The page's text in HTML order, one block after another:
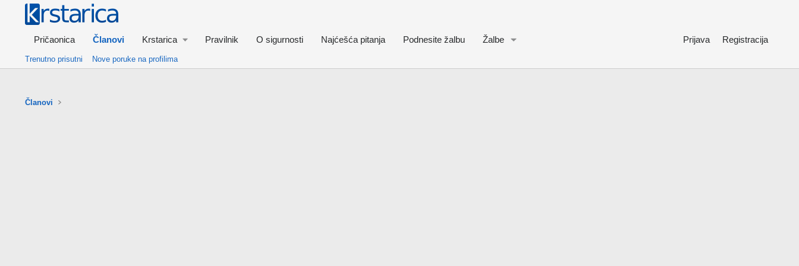
Pričaonica Članovi Krstarica Pravilnik O sigurnosti Najćešća pitanja Podnesite žalbu Žalbe Prijava Registracija
Trenutno prisutni Nove poruke na profilima
Članovi